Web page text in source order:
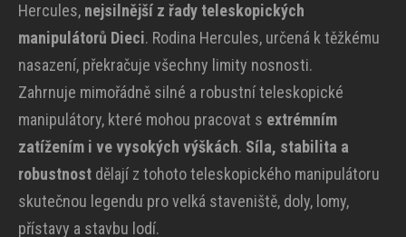
Hercules, nejsilnější z řady teleskopických
manipulátorů Dieci. Rodina Hercules, určená k těžkému
nasazení, překračuje všechny limity nosnosti.
Zahrnuje mimořádně silné a robustní teleskopické
manipulátory, které mohou pracovat s extrémním
zatížením i ve vysokých výškách. Síla, stabilita a
robustnost dělají z tohoto teleskopického manipulátoru
skutečnou legendu pro velká staveniště, doly, lomy,
přístavy a stavbu lodí.